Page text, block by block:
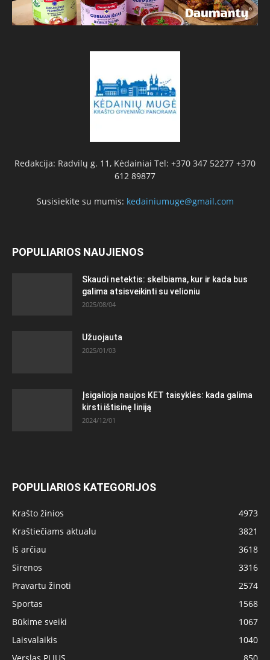
Redakcija: Radvilų g. 11, Kėdainiai Tel: +370 347 52277 +370
612 89877
Susisiekite su mumis: kedainiumuge@gmail.com
POPULIARIOS NAUJIENOS
Skaudi netektis: skelbiama, kur ir kada bus
galima atsisveikinti su velioniu
2025/08/04
Užuojauta
2025/01/03
Įsigalioja naujos KET taisyklės: kada galima
kirsti ištisinę liniją
2024/12/01
POPULIARIOS KATEGORIJOS
Krašto žinios
4973
Kraštiečiams aktualu
3821
Iš arčiau
3618
Sirenos
3316
Pravartu žinoti
2574
Sportas
1568
Būkime sveiki
1067
Laisvalaikis
1040